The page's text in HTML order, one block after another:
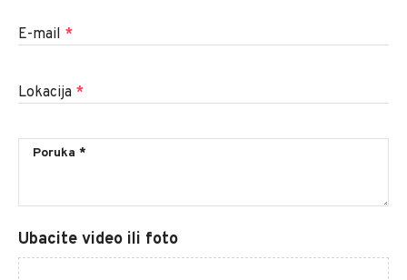
E-mail *
Lokacija *
Ubacite video ili foto